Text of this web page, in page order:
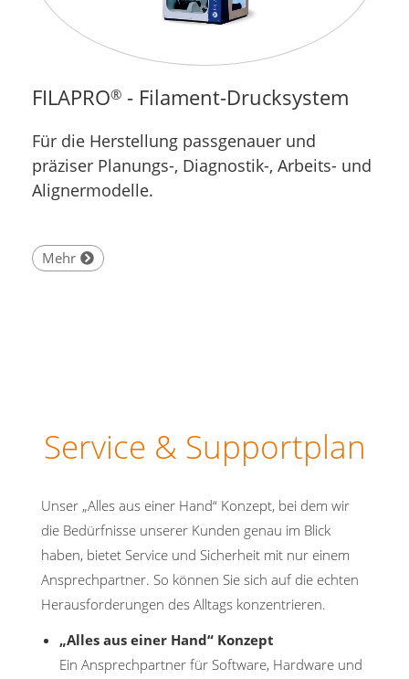
FILAPRO® - Filament-Drucksystem
Für die Herstellung passgenauer und
präziser Planungs-, Diagnostik-, Arbeits- und
Alignermodelle.
Mehr
Service & Supportplan
Unser „Alles aus einer Hand“ Konzept, bei dem wir
die Bedürfnisse unserer Kunden genau im Blick
haben, bietet Service und Sicherheit mit nur einem
Ansprechpartner. So können Sie sich auf die echten
Herausforderungen des Alltags konzentrieren.
„Alles aus einer Hand“ Konzept
Ein Ansprechpartner für Software, Hardware und